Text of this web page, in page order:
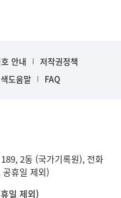
안내
저작권정책
도움말 FAQ
2동 (국가기록원), 전화
휴일 제외)
일 제외)